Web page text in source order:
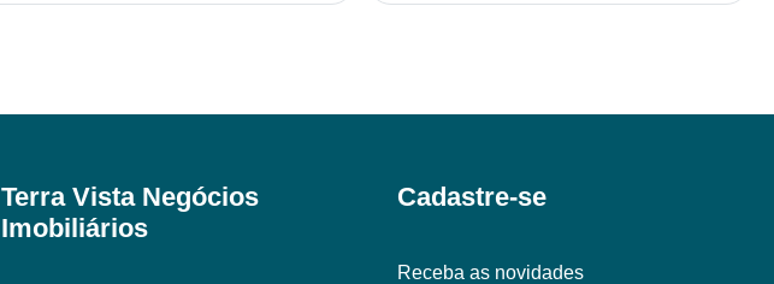
Terra Vista Negócios
Imobiliários
Cadastre-se
Receba as novidades